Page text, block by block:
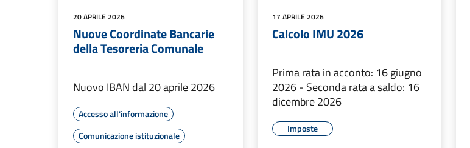
20 APRILE 2026
Nuove Coordinate Bancarie
della Tesoreria Comunale
Nuovo IBAN dal 20 aprile 2026
Accesso all'informazione
Comunicazione istituzionale
17 APRILE 2026
Calcolo IMU 2026
Prima rata in acconto: 16 giugno
2026 - Seconda rata a saldo: 16
dicembre 2026
Imposte